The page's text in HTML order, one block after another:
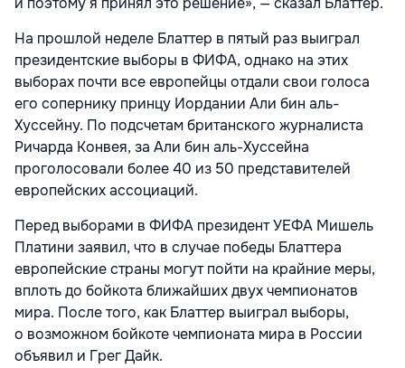
На прошлой неделе Блаттер в пятый раз выиграл
президентские выборы в ФИФА, однако на этих
выборах почти все европейцы отдали свои голоса
его сопернику принцу Иордании Али бин аль-
Хуссейну. По подсчетам британского журналиста
Ричарда Конвея, за Али бин аль-Хуссейна
проголосовали более 40 из 50 представителей
европейских ассоциаций.
Перед выборами в ФИФА президент УЕФА Мишель
Платини заявил, что в случае победы Блаттера
европейские страны могут пойти на крайние меры,
вплоть до бойкота ближайших двух чемпионатов
мира. После того, как Блаттер выиграл выборы,
о возможном бойкоте чемпионата мира в России
объявил и Грег Дайк.